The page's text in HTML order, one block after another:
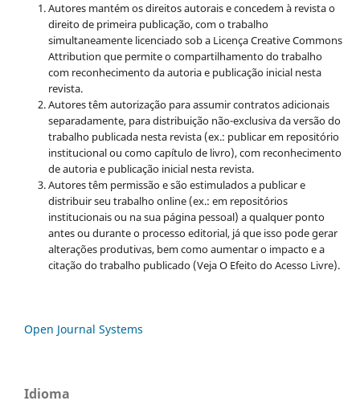
Autores mantém os direitos autorais e concedem à revista o
direito de primeira publicação, com o trabalho
simultaneamente licenciado sob a Licença Creative Commons
Attribution que permite o compartilhamento do trabalho
com reconhecimento da autoria e publicação inicial nesta
revista.
Autores têm autorização para assumir contratos adicionais
separadamente, para distribuição não-exclusiva da versão do
trabalho publicada nesta revista (ex.: publicar em repositório
institucional ou como capítulo de livro), com reconhecimento
de autoria e publicação inicial nesta revista.
Autores têm permissão e são estimulados a publicar e
distribuir seu trabalho online (ex.: em repositórios
institucionais ou na sua página pessoal) a qualquer ponto
antes ou durante o processo editorial, já que isso pode gerar
alterações produtivas, bem como aumentar o impacto e a
citação do trabalho publicado (Veja O Efeito do Acesso Livre).
Open Journal Systems
Idioma